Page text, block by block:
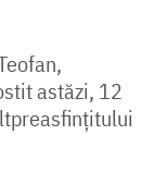
astăzi, 12